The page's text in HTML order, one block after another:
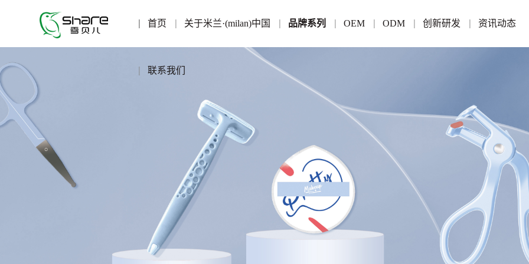
首页 关于米兰·(milan)中国 品牌系列 OEM ODM 创新研发 资讯动态
联系我们